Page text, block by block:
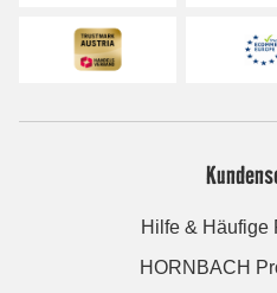
Hilfe & Häufige
HORNBACH